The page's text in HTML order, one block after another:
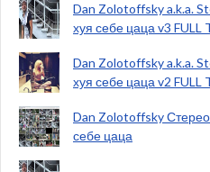
Dan Zolotoffsky a.k.a.
хуя себе цаца v3 FULL
Dan Zolotoffsky a.k.a.
хуя себе цаца v2 FULL
Dan Zolotoffsky
себе цаца